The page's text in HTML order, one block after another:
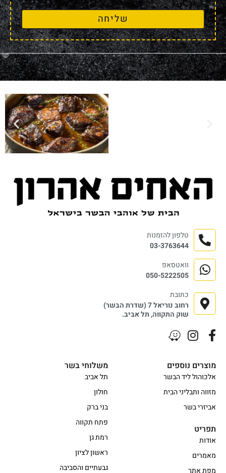
שליחה
משלוחי בשר
תל אביב
חולון
בני ברק
פתח תקווה
רמת גן
ראשון לציון
גבעתיים והסביבה
מוצרים נוספים
אלכוהול ליד הבשר
מזווה ותבליני הבית
אביזרי בשר
תפריט
אודות
מאמרים
מפת אתר
טלפון להזמנות
03-3763644
וואטסאפ
050-5222505
כתובת
רחוב נוריאל 7 (שדרת הבשר)
שוק התקווה, תל אביב.